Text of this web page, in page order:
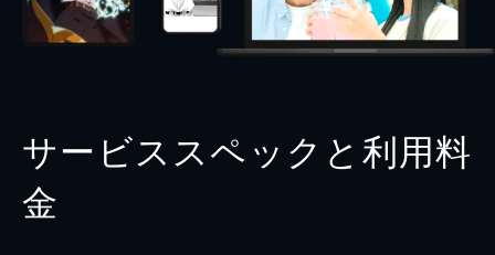
サービススペックと利用料
金